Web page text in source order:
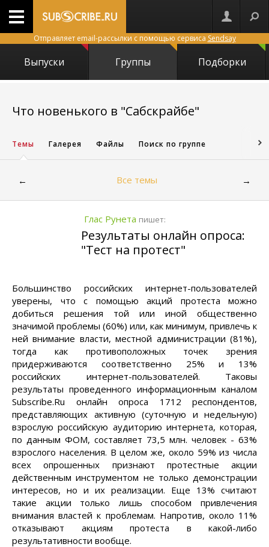
Отправляет email-рассылки с помощью сервиса Sendsay
Выпуски Группы Подборки
Что новенького в "Сабскрайбе"
Темы Галерея Файлы Поиск по группе
← Все темы →
Глас Рунета пишет:
Результаты онлайн опроса:
"Тест на протест"
Большинство российских интернет-пользователей
уверены, что с помощью акций протеста можно
добиться решения той или иной общественно
значимой проблемы (60%) или, как минимум, привлечь к
ней внимание власти, местной администрации (81%),
тогда как противоположных точек зрения
придерживаются соответственно 25% и 13%
российских интернет-пользователей. Таковы
результаты проведенного информационным каналом
Subscribe.Ru онлайн опроса 1712 респондентов,
представляющих активную (суточную и недельную)
взрослую российскую аудиторию интернета, которая,
по данным ФОМ, составляет 73,5 млн. человек - 63%
взрослого населения. В целом же, около 59% из числа
всех опрошенных признают протестные акции
действенным инструментом не только демонстрации
интересов, но и их реализации. Еще 13% считают
такие акции только лишь способом привлечения
внимания властей к проблемам. Напротив, около 11%
отказывают акциям протеста в какой-либо
результативности вообще.